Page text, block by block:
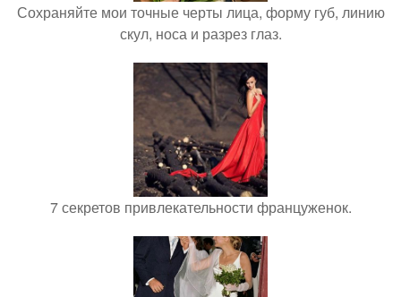
Сохраняйте мои точные черты лица, форму губ, линию
скул, носа и разрез глаз.
7 секретов привлекательности француженок.